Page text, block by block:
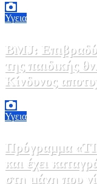
Υγεια
BMJ:
της παιδικής
Κίνδυνος
Υγεια
Πρόγραμμα
και έχει
στη μάχη που